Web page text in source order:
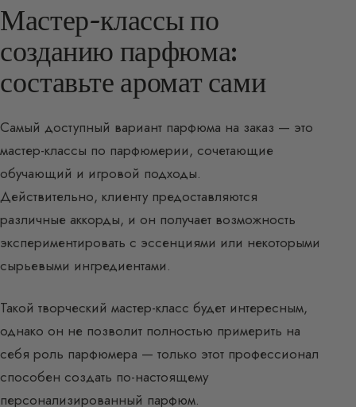
Мастер-классы по
созданию парфюма:
составьте аромат сами
Самый доступный вариант парфюма на заказ — это
мастер-классы по парфюмерии, сочетающие
обучающий и игровой подходы.
Действительно, клиенту предоставляются
различные аккорды, и он получает возможность
экспериментировать с эссенциями или некоторыми
сырьевыми ингредиентами.
Такой творческий мастер-класс будет интересным,
однако он не позволит полностью примерить на
себя роль парфюмера — только этот профессионал
способен создать по-настоящему
персонализированный парфюм.